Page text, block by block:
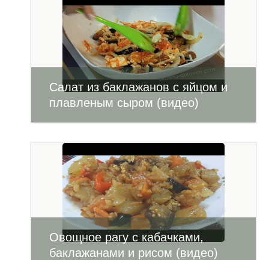
Салат из баклажанов с яйцом и
плавленым сыром (видео)
Овощное рагу с кабачками,
баклажанами и рисом (видео)